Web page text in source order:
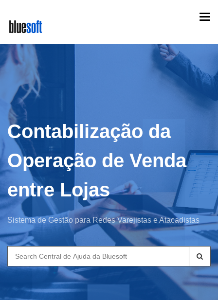
main
content
Contabilização da
Operação de Venda
entre Lojas
Sistema de Gestão para Redes Varejistas e Atacadistas
Search
for: